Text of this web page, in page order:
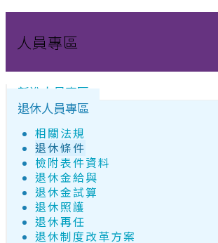
人員專區
新進人員專區
退休人員專區
相關法規
退休條件
檢附表件資料
退休金給與
退休金試算
退休照護
退休再任
退休制度改革方案